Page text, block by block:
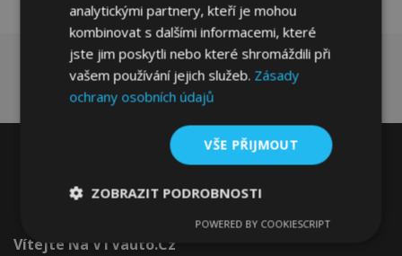
Vítejte Na VTVauto.cz
analytickými partnery, kteří je mohou
kombinovat s dalšími informacemi, které
jste jim poskytli nebo které shromáždili při
vašem používání jejich služeb. Zásady
ochrany osobních údajů
VŠE PŘIJMOUT
ZOBRAZIT PODROBNOSTI
nutné
Výkonové
soubory
Soubory
POWERED BY COOKIESCRIPT